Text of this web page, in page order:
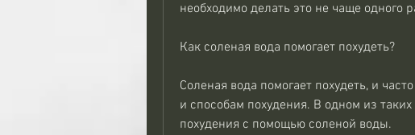
необходимо делать это не чаще одного
Как соленая вода помогает похудеть?
Соленая вода помогает похудеть, и
и способам похудения. В одном из
похудения с помощью соленой воды.